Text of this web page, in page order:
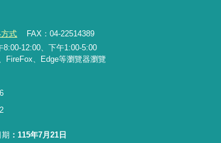
式
FAX：04-22514389
12:00、下午1:00-5:00
FireFox、Edge等瀏覽器瀏覽
115年7月21日